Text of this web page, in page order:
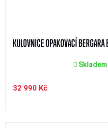
KULOVNICE OPAKOVACÍ
32 990 Kč